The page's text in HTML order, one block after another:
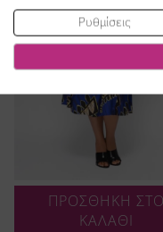
ΠΡΟΣΘΗΚΗ ΣΤΟ
ΚΑΛΑΘΙ
Ρυθμίσεις